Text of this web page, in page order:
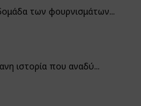
των φουρνισμάτων...
ιστορία που αναδύ...